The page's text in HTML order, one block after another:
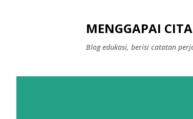
MENGGAPAI CITA
Blog edukasi, berisi catatan